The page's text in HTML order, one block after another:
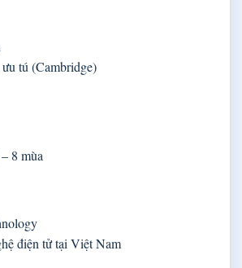
tú (Cambridge)
8 mùa
điện tử tại Việt Nam